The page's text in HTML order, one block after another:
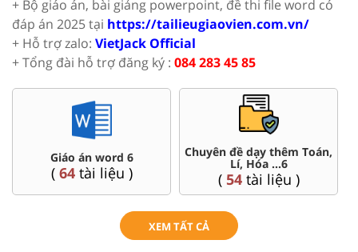
+ Bộ giáo án, bài giảng powerpoint, đề thi file word có
đáp án 2025 tại https://tailieugiaovien.com.vn/
+ Hỗ trợ zalo: VietJack Official
+ Tổng đài hỗ trợ đăng ký : 084 283 45 85
Chuyên đề dạy thêm Toán,
Lí, Hóa ...6
(54tài liệu )
Đề thi HSG 6
( 4tài liệu )
XEM TẤT CẢ